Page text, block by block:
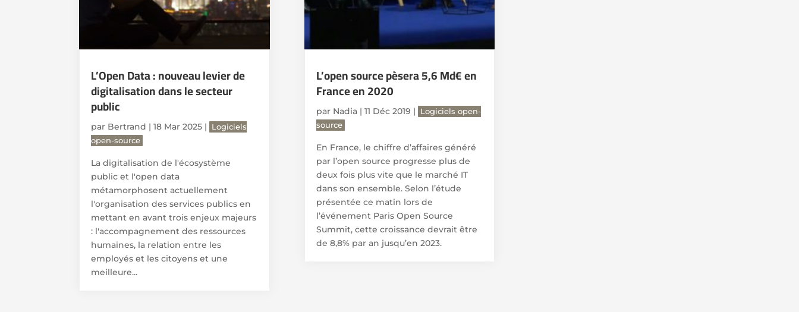
L’Open Data : nouveau levier de
digitalisation dans le secteur
public
par Bertrand |18 Mar 2025 |
Logiciels
open-source
La digitalisation de l'écosystème
public et l'open data
métamorphosent actuellement
l'organisation des services publics en
mettant en avant trois enjeux majeurs
: l'accompagnement des ressources
humaines, la relation entre les
employés et les citoyens et une
meilleure...
L’open source pèsera 5,6 Md€ en
France en 2020
par Nadia| 11 Déc 2019 |
Logiciels open-
source
En France, le chiffre d’affaires généré
par l’open source progresse plus de
deux fois plus vite que le marché IT
dans son ensemble. Selon l’étude
présentée ce matin lors de
l’événement Paris Open Source
Summit, cette croissance devrait être
de 8,8% par an jusqu’en 2023.